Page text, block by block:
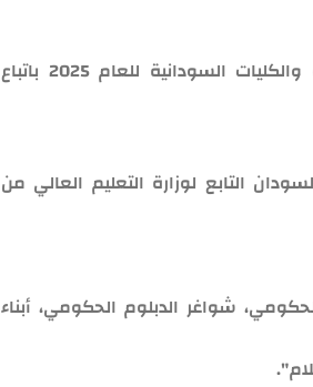
يمكن للطلاب والطالبات الاستعلام عن نتائج القبول في الجامعات والكليات السودانية للعام 2025 باتباع
التابع لوزارة التعليم العالي من
شواغر الدبلوم الحكومي، أبناء